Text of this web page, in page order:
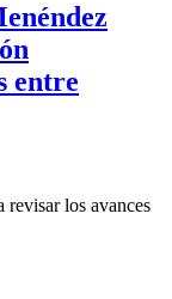
entre
revisar los avances